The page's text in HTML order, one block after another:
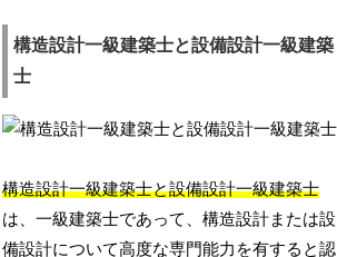
構造設計一級建築士と設備設計一級建築
士
構造設計一級建築士と設備設計一級建築士
は、一級建築士であって、構造設計または設
備設計について高度な専門能力を有すると認